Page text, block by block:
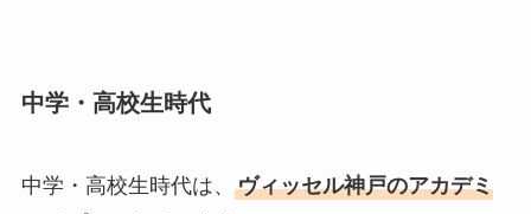
中学・高校生時代
中学・高校生時代は、 ヴィッセル神戸のアカデミ